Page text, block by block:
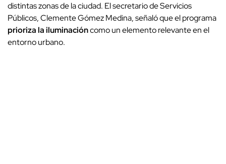
distintas zonas de la ciudad. El secretario de Servicios
Públicos, Clemente Gómez Medina, señaló que el programa
prioriza la iluminacióncomo un elemento relevante en el
entorno urbano.